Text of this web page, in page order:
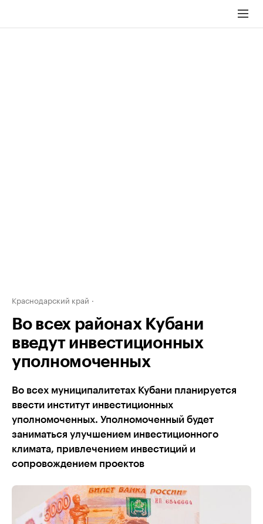
Краснодарский край
Во всех районах Кубани
введут инвестиционных
уполномоченных
Во всех муниципалитетах Кубани планируется
ввести институт инвестиционных
уполномоченных. Уполномоченный будет
заниматься улучшением инвестиционного
климата, привлечением инвестиций и
сопровождением проектов